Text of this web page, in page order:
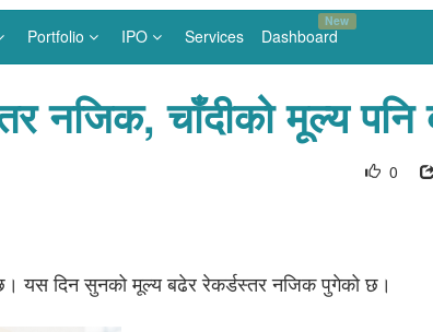
Portfolio IPO Services Dashboard
New
नजिक, चाँदीको मूल्य पनि
0
यस दिन सुनको मूल्य बढेर रेकर्डस्तर नजिक पुगेको छ।